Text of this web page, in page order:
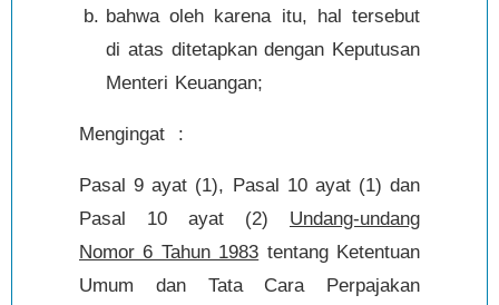
bahwa oleh karena itu, hal tersebut
di atas ditetapkan dengan Keputusan
Menteri Keuangan;
Mengingat :
Pasal 9 ayat (1), Pasal 10 ayat (1) dan
Pasal 10 ayat (2) Undang-undang
Nomor 6 Tahun 1983 tentang Ketentuan
Umum dan Tata Cara Perpajakan